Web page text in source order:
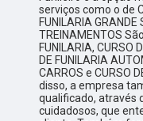
serviços como o de
FUNILARIA GRANDE
TREINAMENTOS
FUNILARIA, CURSO
DE FUNILARIA
CARROS e CURSO
disso, a empresa
qualificado, através
cuidadosos, que